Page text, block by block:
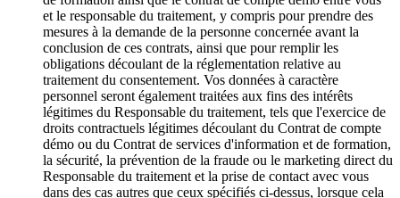
et le responsable du traitement, y compris pour prendre des
mesures à la demande de la personne concernée avant la
conclusion de ces contrats, ainsi que pour remplir les
obligations découlant de la réglementation relative au
traitement du consentement. Vos données à caractère
personnel seront également traitées aux fins des intérêts
légitimes du Responsable du traitement, tels que l'exercice de
droits contractuels légitimes découlant du Contrat de compte
démo ou du Contrat de services d'information et de formation,
la sécurité, la prévention de la fraude ou le marketing direct du
Responsable du traitement et la prise de contact avec vous
dans des cas autres que ceux spécifiés ci-dessus, lorsque cela